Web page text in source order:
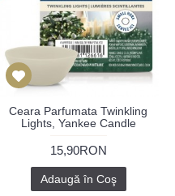
Ceara Parfumata Twinkling
Lights, Yankee Candle
15,90RON
Adaugă în Coş